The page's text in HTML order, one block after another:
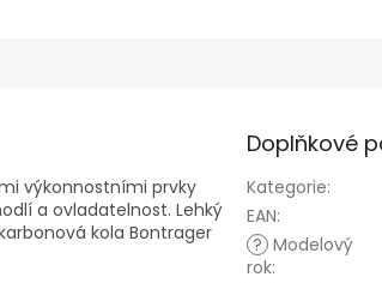
výkonnostními prvky
a ovladatelnost. Lehký
kola Bontrager
Doplňkové
Kategorie:
EAN:
? Modelový
rok: